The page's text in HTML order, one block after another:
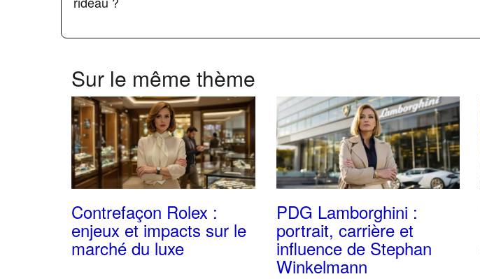
Sur le même thème
Contrefaçon Rolex :
enjeux et impacts sur le
marché du luxe
PDG Lamborghini :
portrait, carrière et
influence de Stephan
Winkelmann